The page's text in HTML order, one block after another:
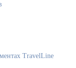
TravelLine